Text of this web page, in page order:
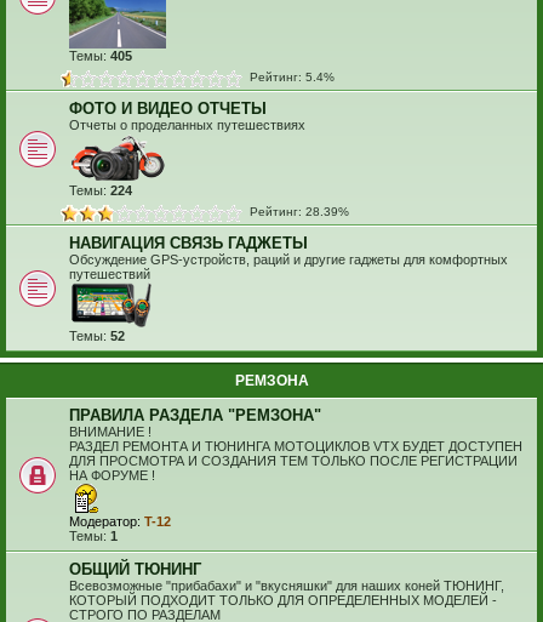
Темы: 405
Рейтинг: 5.4%
ФОТО И ВИДЕО ОТЧЕТЫ
Отчеты о проделанных путешествиях
Темы: 224
Рейтинг: 28.39%
НАВИГАЦИЯ СВЯЗЬ ГАДЖЕТЫ
Обсуждение GPS-устройств, раций и другие гаджеты для комфортных
путешествий
Темы: 52
РЕМЗОНА
ПРАВИЛА РАЗДЕЛА "РЕМЗОНА"
ВНИМАНИЕ !
РАЗДЕЛ РЕМОНТА И ТЮНИНГА МОТОЦИКЛОВ VTX БУДЕТ ДОСТУПЕН
ДЛЯ ПРОСМОТРА И СОЗДАНИЯ ТЕМ ТОЛЬКО ПОСЛЕ РЕГИСТРАЦИИ
НА ФОРУМЕ !
Модератор: T-12
Темы: 1
ОБЩИЙ ТЮНИНГ
Всевозможные "прибабахи" и "вкусняшки" для наших коней ТЮНИНГ,
КОТОРЫЙ ПОДХОДИТ ТОЛЬКО ДЛЯ ОПРЕДЕЛЕННЫХ МОДЕЛЕЙ -
СТРОГО ПО РАЗДЕЛАМ